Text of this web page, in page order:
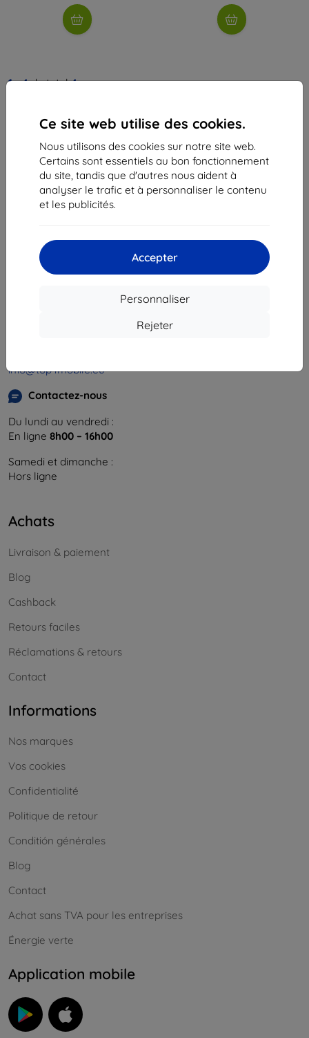
Ce site web utilise des cookies.
Nous utilisons des cookies sur notre site web.
Certains sont essentiels au bon fonctionnement
du site, tandis que d'autres nous aident à
analyser le trafic et à personnaliser le contenu
et les publicités.
Accepter
Personnaliser
Rejeter
1-4du total4.
Ulica Rudolfa Mocka 3750/2A
841 04 Bratislava
SK2023549671
info@top4mobile.eu
Contactez-nous
Du lundi au vendredi :
En ligne 8h00 – 16h00
Samedi et dimanche :
Hors ligne
Achats
Livraison & paiement
Blog
Cashback
Retours faciles
Réclamations & retours
Contact
Informations
Nos marques
Vos cookies
Confidentialité
Politique de retour
Conditión générales
Blog
Contact
Achat sans TVA pour les entreprises
Énergie verte
Application mobile